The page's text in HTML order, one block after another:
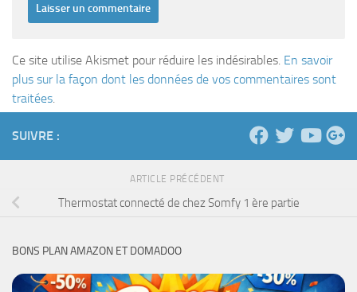
Ce site utilise Akismet pour réduire les indésirables. En savoir
plus sur la façon dont les données de vos commentaires sont
traitées.
SUIVRE :
ARTICLE PRÉCÉDENT
Thermostat connecté de chez Somfy 1 ère partie
BONS PLAN AMAZON ET DOMADOO